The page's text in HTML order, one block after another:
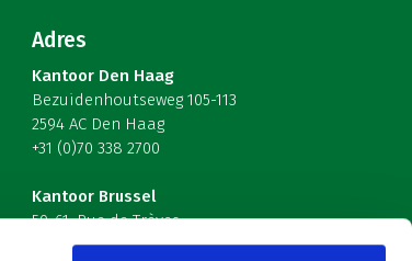
Adres
Kantoor Den Haag
Bezuidenhoutseweg 105-113
2594 AC Den Haag
+31 (0)70 338 2700
Kantoor Brussel
59-61, Rue de Trèves
B-1040 Brussel – België